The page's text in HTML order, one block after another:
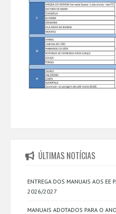
ÚLTIMAS NOTÍCIAS
ENTREGA DOS MANUAIS AOS EE
2026/2027
MANUAIS ADOTADOS PARA O